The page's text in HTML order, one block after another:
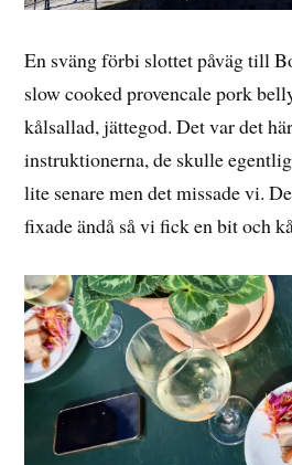
En sväng förbi slottet påväg till
slow cooked provencale pork
kålsallad, jättegod. Det var det
instruktionerna, de skulle
lite senare men det missade vi.
fixade ändå så vi fick en bit och